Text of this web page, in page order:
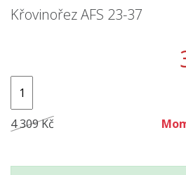
Křovinořez AFS 23-37
4 309 Kč